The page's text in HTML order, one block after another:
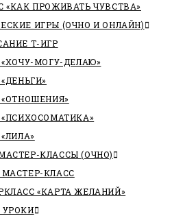
«КАК ПРОЖИВАТЬ ЧУВСТВА»
ИГРЫ (ОЧНО И ОНЛАЙН)
Т-ИГР
«ХОЧУ-МОГУ-ДЕЛАЮ»
«ПСИХОСОМАТИКА»
КЛАССЫ (ОЧНО)
КЛАСС
«КАРТА ЖЕЛАНИЙ»
УРОКИ